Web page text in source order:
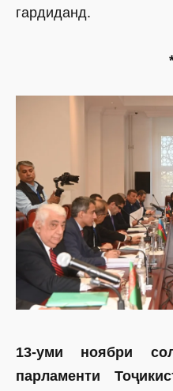
гардиданд.
13-уми ноябри
парламенти